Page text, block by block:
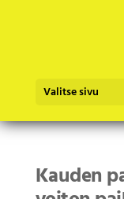
Valitse sivu
Kauden